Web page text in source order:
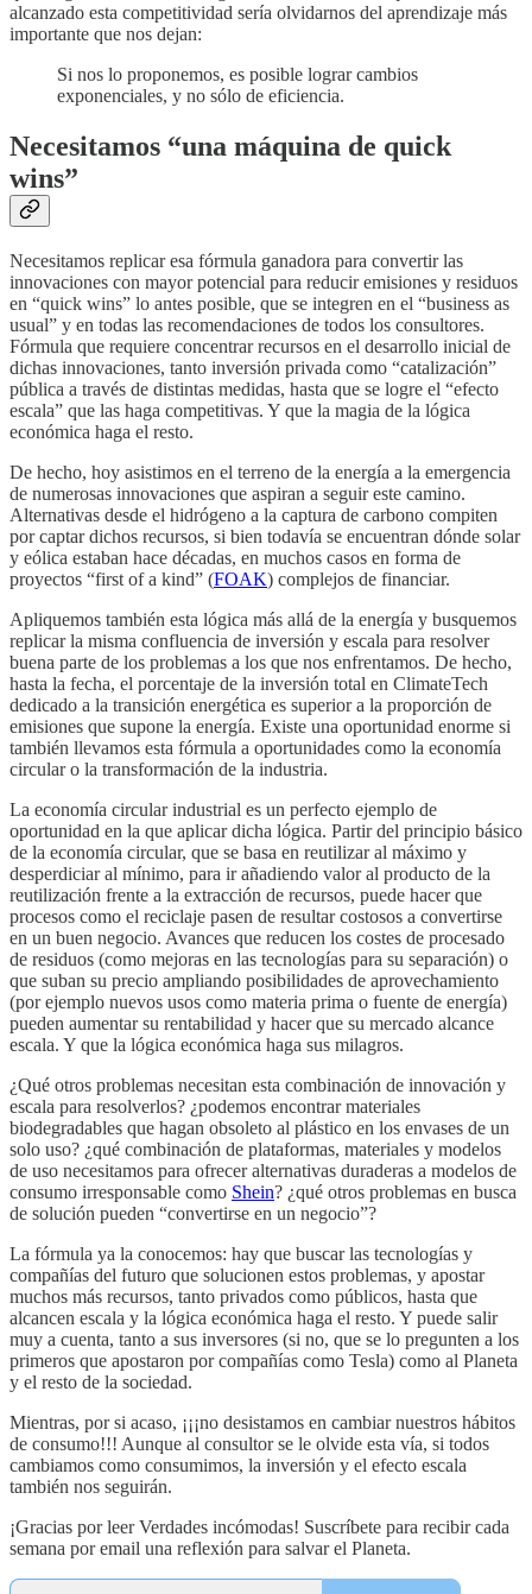
alcanzado esta competitividad sería olvidarnos del aprendizaje más
importante que nos dejan:
Si nos lo proponemos, es posible lograr cambios
exponenciales, y no sólo de eficiencia.
Necesitamos “una máquina de quick
wins”
Necesitamos replicar esa fórmula ganadora para convertir las
innovaciones con mayor potencial para reducir emisiones y residuos
en “quick wins” lo antes posible, que se integren en el “business as
usual” y en todas las recomendaciones de todos los consultores.
Fórmula que requiere concentrar recursos en el desarrollo inicial de
dichas innovaciones, tanto inversión privada como “catalización”
pública a través de distintas medidas, hasta que se logre el “efecto
escala” que las haga competitivas. Y que la magia de la lógica
económica haga el resto.
De hecho, hoy asistimos en el terreno de la energía a la emergencia
de numerosas innovaciones que aspiran a seguir este camino.
Alternativas desde el hidrógeno a la captura de carbono compiten
por captar dichos recursos, si bien todavía se encuentran dónde solar
y eólica estaban hace décadas, en muchos casos en forma de
proyectos “first of a kind” (FOAK) complejos de financiar.
Apliquemos también esta lógica más allá de la energía y busquemos
replicar la misma confluencia de inversión y escala para resolver
buena parte de los problemas a los que nos enfrentamos. De hecho,
hasta la fecha, el porcentaje de la inversión total en ClimateTech
dedicado a la transición energética es superior a la proporción de
emisiones que supone la energía. Existe una oportunidad enorme si
también llevamos esta fórmula a oportunidades como la economía
circular o la transformación de la industria.
La economía circular industrial es un perfecto ejemplo de
oportunidad en la que aplicar dicha lógica. Partir del principio básico
de la economía circular, que se basa en reutilizar al máximo y
desperdiciar al mínimo, para ir añadiendo valor al producto de la
reutilización frente a la extracción de recursos, puede hacer que
procesos como el reciclaje pasen de resultar costosos a convertirse
en un buen negocio. Avances que reducen los costes de procesado
de residuos (como mejoras en las tecnologías para su separación) o
que suban su precio ampliando posibilidades de aprovechamiento
(por ejemplo nuevos usos como materia prima o fuente de energía)
pueden aumentar su rentabilidad y hacer que su mercado alcance
escala. Y que la lógica económica haga sus milagros.
¿Qué otros problemas necesitan esta combinación de innovación y
escala para resolverlos? ¿podemos encontrar materiales
biodegradables que hagan obsoleto al plástico en los envases de un
solo uso? ¿qué combinación de plataformas, materiales y modelos
de uso necesitamos para ofrecer alternativas duraderas a modelos de
consumo irresponsable como Shein? ¿qué otros problemas en busca
de solución pueden “convertirse en un negocio”?
La fórmula ya la conocemos: hay que buscar las tecnologías y
compañías del futuro que solucionen estos problemas, y apostar
muchos más recursos, tanto privados como públicos, hasta que
alcancen escala y la lógica económica haga el resto. Y puede salir
muy a cuenta, tanto a sus inversores (si no, que se lo pregunten a los
primeros que apostaron por compañías como Tesla) como al Planeta
y el resto de la sociedad.
Mientras, por si acaso, ¡¡¡no desistamos en cambiar nuestros hábitos
de consumo!!! Aunque al consultor se le olvide esta vía, si todos
cambiamos como consumimos, la inversión y el efecto escala
también nos seguirán.
¡Gracias por leer Verdades incómodas! Suscríbete para recibir cada
semana por email una reflexión para salvar el Planeta.